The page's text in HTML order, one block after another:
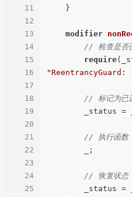
11
12
13
14
15
16
17
18
19
20
21
22
23
24
25
modifier
// 检查是否
require
// 标记为已
// 执行函数
// 恢复状态